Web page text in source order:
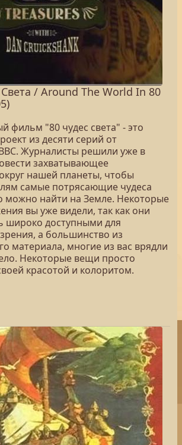
/ Around The World In 80
фильм "80 чудес света" - это
из десяти серий от
Журналисты решили уже в
захватывающее
нашей планеты, чтобы
самые потрясающие чудеса
можно найти на Земле. Некоторые
вы уже видели, так как они
широко доступными для
а большинство из
материала, многие из вас врядли
Некоторые вещи просто
красотой и колоритом.